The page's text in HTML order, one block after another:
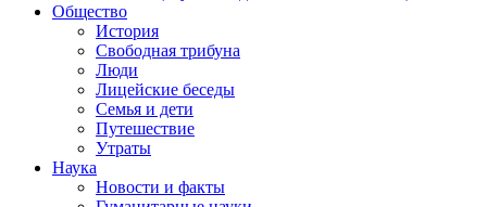
Общество
История
Свободная трибуна
Люди
Лицейские беседы
Семья и дети
Путешествие
Утраты
Наука
Новости и факты